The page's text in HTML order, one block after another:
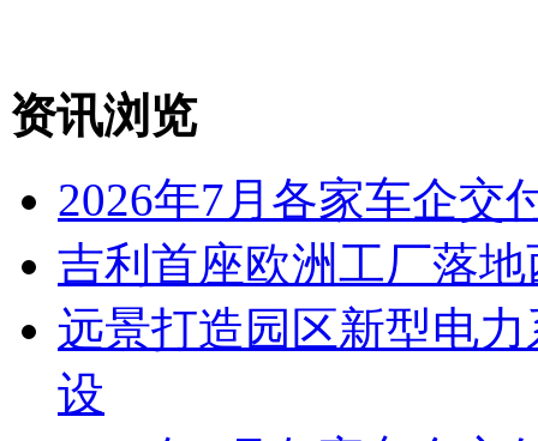
资讯浏览
2026年7月各家车企交
吉利首座欧洲工厂落
远景打造园区新型电
设